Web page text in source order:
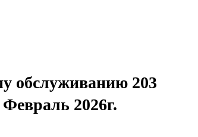
обслуживанию 203
2026г.